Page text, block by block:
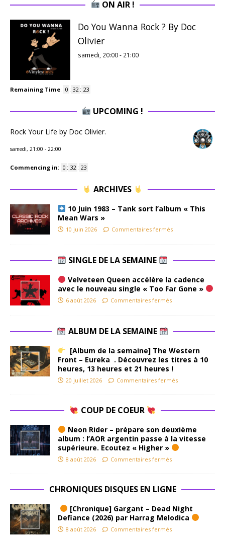
ON AIR !
Do You Wanna Rock ? By Doc
Olivier
samedi, 20:00- 21:00
Remaining Time: 0 : 32 : 22
UPCOMING !
Rock Your Life by Doc Olivier.
samedi, 21:00 - 22:00
Commencing in: 0 : 32 : 22
ARCHIVES
10 Juin 1983 – Tank sort l’album « This
Mean Wars »
10 juin 2026 Commentaires fermés
SINGLE DE LA SEMAINE
Velveteen Queen accélère la cadence
avec le nouveau single « Too Far Gone »
6 août 2026 Commentaires fermés
ALBUM DE LA SEMAINE
[Album de la semaine] The Western
Front – Eureka . Découvrez les titres à 10
heures, 13 heures et 21 heures !
20 juillet 2026 Commentaires fermés
COUP DE COEUR
Neon Rider – prépare son deuxième
album : l’AOR argentin passe à la vitesse
supérieure. Ecoutez « Higher »
8 août 2026 Commentaires fermés
CHRONIQUES DISQUES EN LIGNE
[Chronique] Gargant – Dead Night
Defiance (2026) par Harrag Melodica
8 août 2026 Commentaires fermés